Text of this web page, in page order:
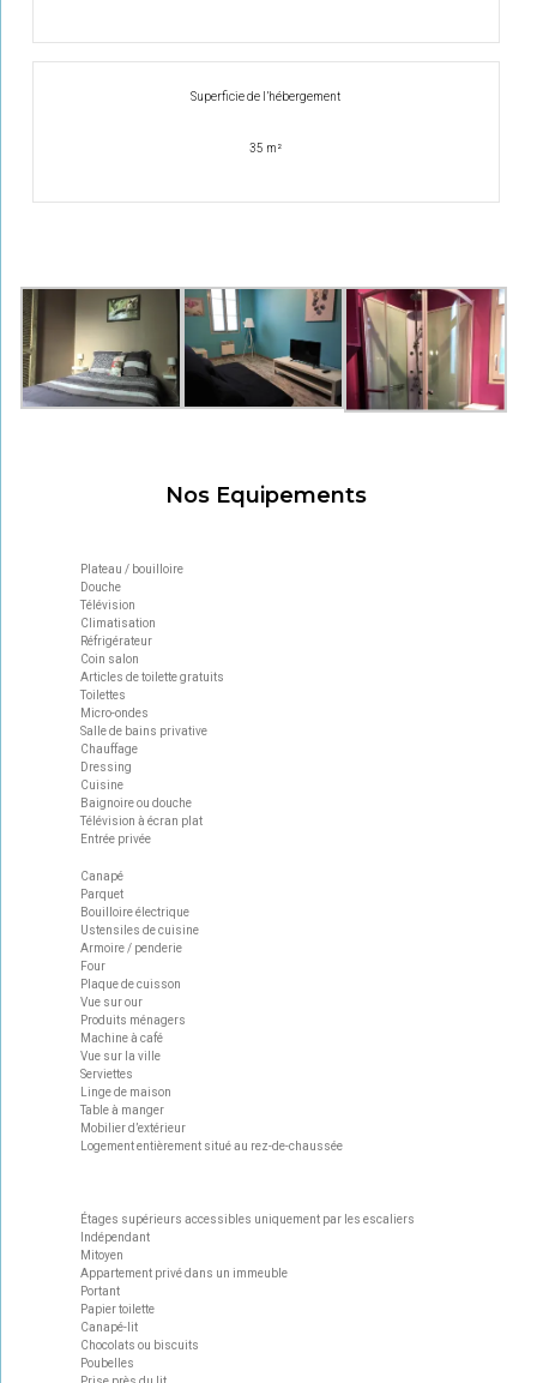
Superficie de l’hébergement
35 m²
Nos Equipements
Plateau / bouilloire
Douche
Télévision
Climatisation
Réfrigérateur
Coin salon
Articles de toilette gratuits
Toilettes
Micro-ondes
Salle de bains privative
Chauffage
Dressing
Cuisine
Baignoire ou douche
Télévision à écran plat
Entrée privée
Canapé
Parquet
Bouilloire électrique
Ustensiles de cuisine
Armoire / penderie
Four
Plaque de cuisson
Vue sur our
Produits ménagers
Machine à café
Vue sur la ville
Serviettes
Linge de maison
Table à manger
Mobilier d’extérieur
Logement entièrement situé au rez-de-chaussée
Étages supérieurs accessibles uniquement par les escaliers
Indépendant
Mitoyen
Appartement privé dans un immeuble
Portant
Papier toilette
Canapé-lit
Chocolats ou biscuits
Poubelles